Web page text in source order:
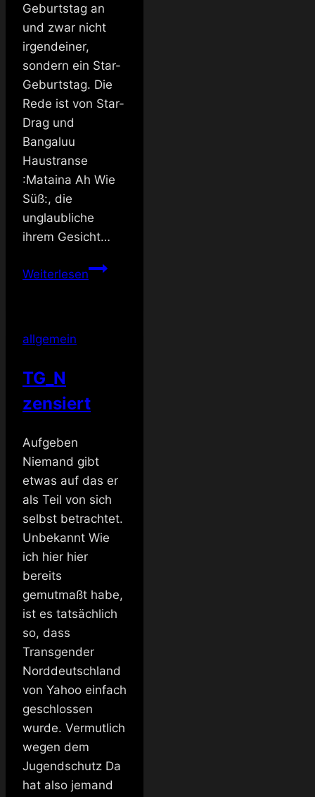
Geburtstag an
und zwar nicht
irgendeiner,
sondern ein Star-
Geburtstag. Die
Rede ist von Star-
Drag und
Bangaluu
Haustranse
:Mataina Ah Wie
Süß:, die
unglaubliche
ihrem Gesicht…
WeiterlesenEs
allgemein
TG_N
zensiert
Aufgeben
Niemand gibt
etwas auf das er
als Teil von sich
selbst betrachtet.
Unbekannt Wie
ich hier hier
bereits
gemutmaßt habe,
ist es tatsächlich
so, dass
Transgender
Norddeutschland
von Yahoo einfach
geschlossen
wurde. Vermutlich
wegen dem
Jugendschutz Da
hat also jemand